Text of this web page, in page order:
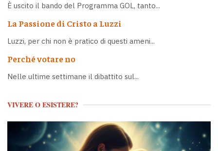
È uscito il bando del Programma GOL, tanto...
La Passione di Cristo a Luzzi
Luzzi, per chi non è pratico di questi ameni...
Perché votare no
Nelle ultime settimane il dibattito sul...
VIVERE O ESISTERE?